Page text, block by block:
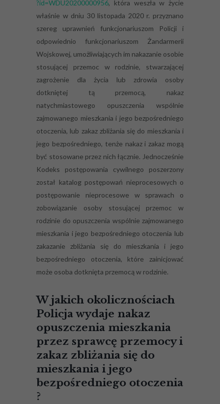
?id=WDU20200000956, która weszła w życie
właśnie w dniu 30 listopada 2020 r. przyznano
szereg uprawnień funkcjonariuszom Policji i
odpowiednio funkcjonariuszom Żandarmerii
Wojskowej, umożliwiających im nakazanie osobie
stosującej przemoc w rodzinie, stwarzającej
zagrożenie dla życia lub zdrowia osoby
dotkniętej tą przemocą, nakaz
natychmiastowego opuszczenia wspólnie
zajmowanego mieszkania i jego bezpośredniego
otoczenia, lub zakaz zbliżania się do mieszkania i
jego bezpośredniego, tenże nakaz i zakaz mogą
być stosowane przez nich łącznie. Jednocześnie
Kodeks postępowania cywilnego poszerzony
został katalog postępowań nieprocesowych o
postępowanie nieprocesowe w sprawach o
zobowiązanie osoby stosującej przemoc w
rodzinie do opuszczenia wspólnie zajmowanego
mieszkania i jego bezpośredniego otoczenia lub
zakazanie zbliżania się do mieszkania i jego
bezpośredniego otoczenia, które zainicjować
może osoba dotknięta przemocą w rodzinie.
W jakich okolicznościach
Policja wydaje nakaz
opuszczenia mieszkania
przez sprawcę przemocy i
zakaz zbliżania się do
mieszkania i jego
bezpośredniego otoczenia
?